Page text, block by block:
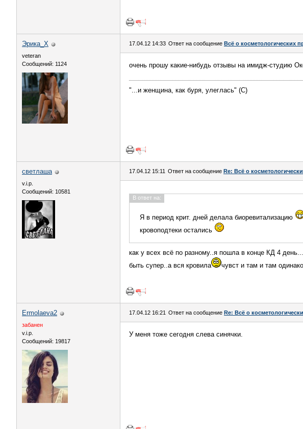
Эрика_Х
veteran
Сообщений: 1124
17.04.12 14:33 Ответ на сообщение Всё о косметологических
очень прошу какие-нибудь отзывы на имидж-студию
"...и женщина, как буря, улеглась" (С)
светлаша
v.i.p.
Сообщений: 10581
17.04.12 15:11 Ответ на сообщение Re: Всё о
В ответ на:
Я в период крит. дней делала биоревитализацию
кровоподтеки остались
как у всех всё по разному..я пошла в конце КД 4
быть супер..а вся кровила
чувст и там и там
Ermolaeva2
забанен
v.i.p.
Сообщений: 19817
17.04.12 16:21 Ответ на сообщение Re: Всё о
У меня тоже сегодня слева синячки.